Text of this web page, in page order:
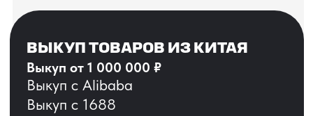
ОСТАВЬТЕ ЗАЯВКУ
Мы вернёмся с расчётом и фото после
технической проверки